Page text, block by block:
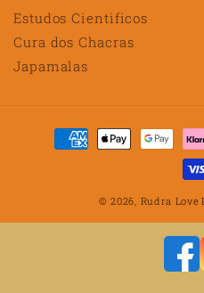
Estudos Cientificos
Cura dos Chacras
Japamalas
Métodos
© 2026, Rudra Love